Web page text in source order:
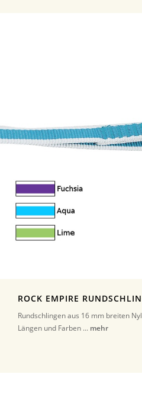
ROCK EMPIRE
Rundschlingen aus 16 mm breiten
Längen und Farben ... mehr